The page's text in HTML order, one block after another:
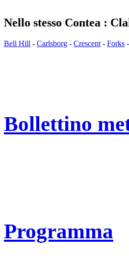
Nello stesso Contea :
Bell Hill - Carlsborg - Crescent - Forks -
Bollettino
Programma